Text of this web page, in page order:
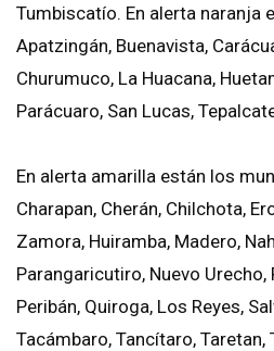
Tumbiscatío. En alerta naranja
Apatzingán, Buenavista,
Churumuco, La Huacana,
Parácuaro, San Lucas,
En alerta amarilla están los
Charapan, Cherán, Chilchota,
Zamora, Huiramba, Madero,
Parangaricutiro, Nuevo Urecho,
Peribán, Quiroga, Los Reyes,
Tacámbaro, Tancítaro,